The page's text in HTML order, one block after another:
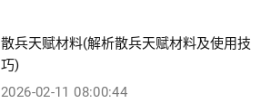
散兵天赋材料(解析散兵天赋材料及使用技
巧)
2026-02-11 08:00:44